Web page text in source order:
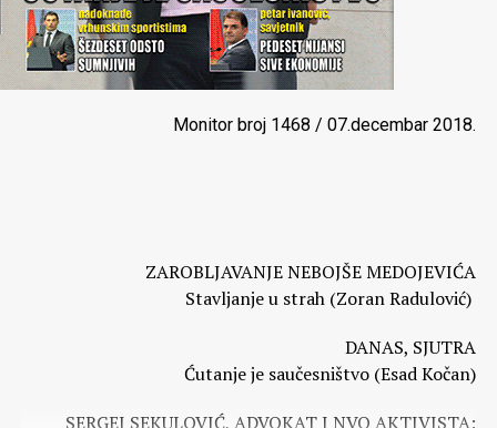
MARINKO PEJIĆ, PREDSJEDNIK HRVATSKOG
NARODNOG VIJEĆA U BiH:
Dodik i Čović hoće da podijele BiH (Veseljko Koprivica)
SANJA RAONIĆ, SLIKARKA:
Monitor broj 1468 / 07.decembar 2018.
ZAROBLJAVANJE NEBOJŠE MEDOJEVIĆA
Stavljanje u strah (Zoran Radulović)
DANAS, SJUTRA
Ćutanje je saučesništvo (Esad Kočan)
SERGEJ SEKULOVIĆ, ADVOKAT I NVO AKTIVISTA: